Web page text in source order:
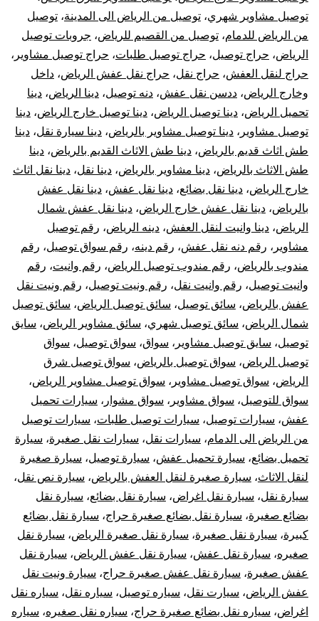
توصيل مشاوير شهري، توصيل من الرياض الى المدينة، توصيل
من الرياض للدمام، توصيل من القصيم للرياض، جروبات توصيل
الرياض، حراج توصيل، حراج توصيل طلبات، حراج توصيل مشاوير ،
حراج لنقل العفش، حراج نقل، حراج نقل عفش الرياض، داخل
وخارج الرياض، ددسن نقل عفش، دنه توصيل، دينا الرياض، دينا
تحميل الرياض، دينا توصيل الرياض، دينا توصيل خارج الرياض، دينا
توصيل مشاوير ، دينا توصيل مشاوير بالرياض، دينا سيارة نقل، دينا
طش اثاث قديم بالرياض، دينا طش الاثاث القديم بالرياض، دينا
طش الاثاث بالرياض، دينا مشاوير بالرياض، دينا نقل، دينا نقل اثاث
خارج الرياض، دينا نقل بضائع، دينا نقل عفش، دينا نقل عفش
بالرياض، دينا نقل عفش خارج الرياض، دينا نقل عفش شمال
الرياض، دينا وانيت لنقل العفش، دينه الرياض، رقم توصيل
مشاوير ، رقم دنه نقل عفش، رقم دينه، رقم سواق توصيل، رقم
مندوب بالرياض، رقم مندوب توصيل الرياض، رقم وانيت، رقم
وانيت توصيل، رقم وانيت نقل، رقم ونيت توصيل، رقم ونيت نقل
عفش بالرياض، سائق توصيل، سائق توصيل الرياض، سائق توصيل
شمال الرياض، سائق توصيل شهري، سائق مشاوير الرياض، سايق
توصيل، سايق توصيل مشاوير ، سواق، سواق توصيل، سواق
توصيل الرياض، سواق توصيل بالرياض، سواق توصيل شرق
الرياض، سواق توصيل مشاوير ، سواق توصيل مشاوير الرياض،
سواق للتوصيل، سواق مشاوير ، سواق مشوار ، سيارات تحميل
عفش، سيارات توصيل، سيارات توصيل طلبات، سيارات توصيل
من الرياض الى الدمام، سيارات نقل، سيارات نقل صغيرة، سيارة
تحميل بضائع، سيارة تحميل عفش، سيارة توصيل، سيارة صغيرة
لنقل الاثاث، سيارة صغيرة لنقل العفش بالرياض، سيارة نص نقل،
سيارة نقل، سيارة نقل اغراض، سيارة نقل بضائع، سيارة نقل
بضائع صغيرة، سيارة نقل بضائع صغيرة حراج، سيارة نقل بضائع
كبيرة، سيارة نقل صغيرة، سيارة نقل صغيرة الرياض، سيارة نقل
صغيره، سيارة نقل عفش، سيارة نقل عفش الرياض، سيارة نقل
عفش صغيرة، سيارة نقل عفش صغيرة حراج، سيارة ونيت نقل
عفش الرياض، سيارت نقل، سياره توصيل، سياره نقل، سياره نقل
اغراض، سياره نقل بضائع صغيرة حراج، سياره نقل صغيره، سياره